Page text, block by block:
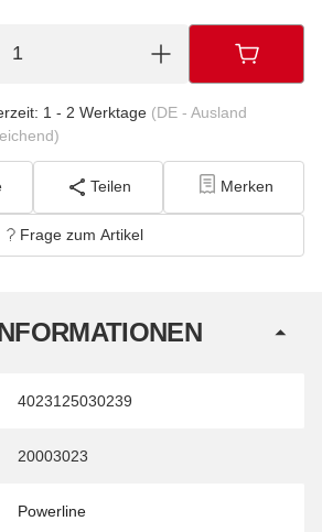
1 - 2 Werktage (DE - Ausland
Teilen Merken
Frage zum Artikel
4023125030239
20003023
Powerline